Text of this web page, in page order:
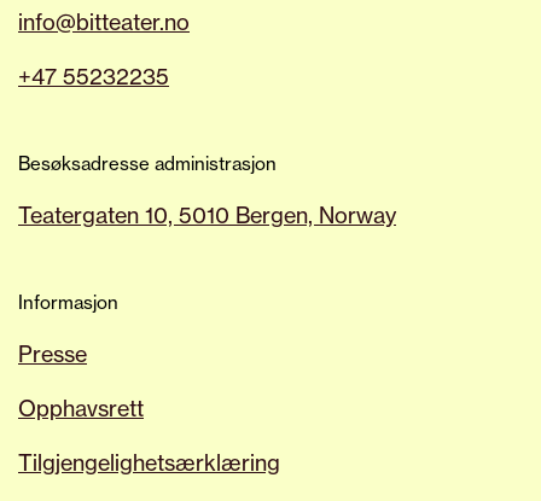
info@bitteater.no
+47 55232235
Besøksadresse administrasjon
Teatergaten 10, 5010 Bergen, Norway
Informasjon
Presse
Opphavsrett
Tilgjengelighetsærklæring